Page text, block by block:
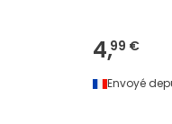
4,99 €
Envoyé